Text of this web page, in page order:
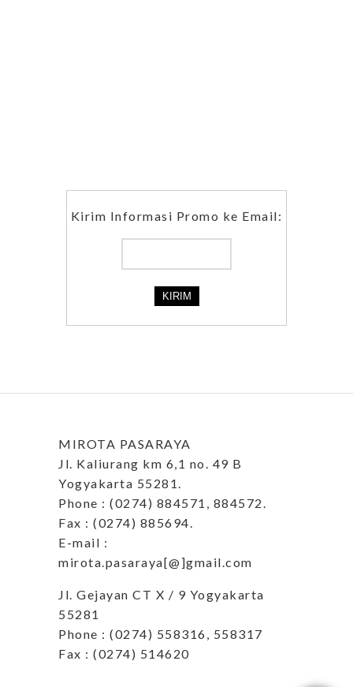
Kirim Informasi Promo ke Email:
MIROTA PASARAYA
Jl. Kaliurang km 6,1 no. 49 B
Yogyakarta 55281.
Phone : (0274) 884571, 884572.
Fax : (0274) 885694.
E-mail :
mirota.pasaraya[@]gmail.com
Jl. Gejayan CT X / 9 Yogyakarta
55281
Phone : (0274) 558316, 558317
Fax : (0274) 514620